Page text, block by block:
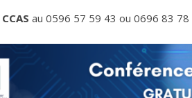
au 0596 57 59 43 ou 0696 83 78